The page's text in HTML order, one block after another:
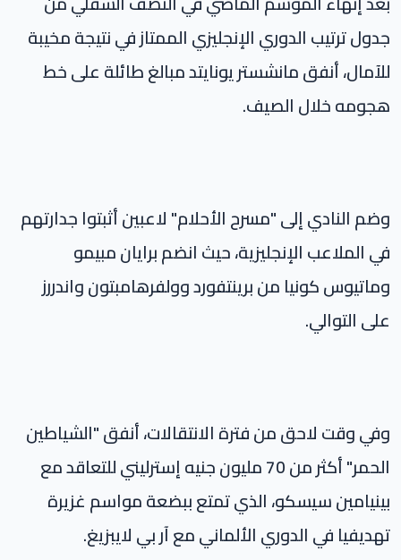
جدول ترتيب الدوري الإنجليزي الممتاز في نتيجة مخيبة
للآمال، أنفق مانشستر يونايتد مبالغ طائلة على خط
هجومه خلال الصيف.
وضم النادي إلى "مسرح الأحلام" لاعبين أثبتوا جدارتهم
في الملاعب الإنجليزية، حيث انضم برايان مبيمو
وماتيوس كونيا من برينتفورد وولفرهامبتون واندررز
على التوالي.
وفي وقت لاحق من فترة الانتقالات، أنفق "الشياطين
الحمر" أكثر من 70 مليون جنيه إسترليني للتعاقد مع
بينيامين سيسكو، الذي تمتع ببضعة مواسم غزيرة
تهديفيا في الدوري الألماني مع آر بي لايبزيغ.